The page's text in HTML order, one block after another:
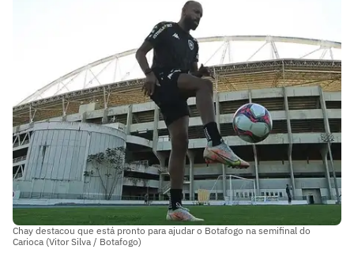
Chay destacou que está pronto para ajudar o Botafogo na semifinal do
Carioca (Vitor Silva / Botafogo)